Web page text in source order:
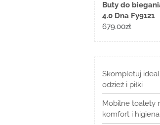
Buty do
4.0 Dna Fy9121
679.00zł
Skompletuj
odzież i piłki
Mobilne toalety
komfort i